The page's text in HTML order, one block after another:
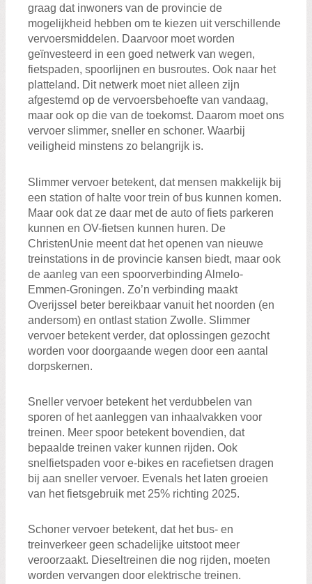
graag dat inwoners van de provincie de
mogelijkheid hebben om te kiezen uit verschillende
vervoersmiddelen. Daarvoor moet worden
geïnvesteerd in een goed netwerk van wegen,
fietspaden, spoorlijnen en busroutes. Ook naar het
platteland. Dit netwerk moet niet alleen zijn
afgestemd op de vervoersbehoefte van vandaag,
maar ook op die van de toekomst. Daarom moet ons
vervoer slimmer, sneller en schoner. Waarbij
veiligheid minstens zo belangrijk is.
Slimmer vervoer betekent, dat mensen makkelijk bij
een station of halte voor trein of bus kunnen komen.
Maar ook dat ze daar met de auto of fiets parkeren
kunnen en OV-fietsen kunnen huren. De
ChristenUnie meent dat het openen van nieuwe
treinstations in de provincie kansen biedt, maar ook
de aanleg van een spoorverbinding Almelo-
Emmen-Groningen. Zo’n verbinding maakt
Overijssel beter bereikbaar vanuit het noorden (en
andersom) en ontlast station Zwolle. Slimmer
vervoer betekent verder, dat oplossingen gezocht
worden voor doorgaande wegen door een aantal
dorpskernen.
Sneller vervoer betekent het verdubbelen van
sporen of het aanleggen van inhaalvakken voor
treinen. Meer spoor betekent bovendien, dat
bepaalde treinen vaker kunnen rijden. Ook
snelfietspaden voor e-bikes en racefietsen dragen
bij aan sneller vervoer. Evenals het laten groeien
van het fietsgebruik met 25% richting 2025.
Schoner vervoer betekent, dat het bus- en
treinverkeer geen schadelijke uitstoot meer
veroorzaakt. Dieseltreinen die nog rijden, moeten
worden vervangen door elektrische treinen.